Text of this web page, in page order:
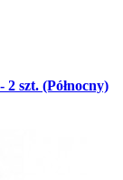
szt. (Północny)